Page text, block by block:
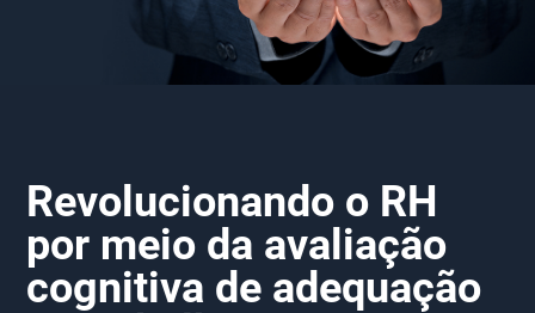
Revolucionando o RH
por meio da avaliação
cognitiva de adequação